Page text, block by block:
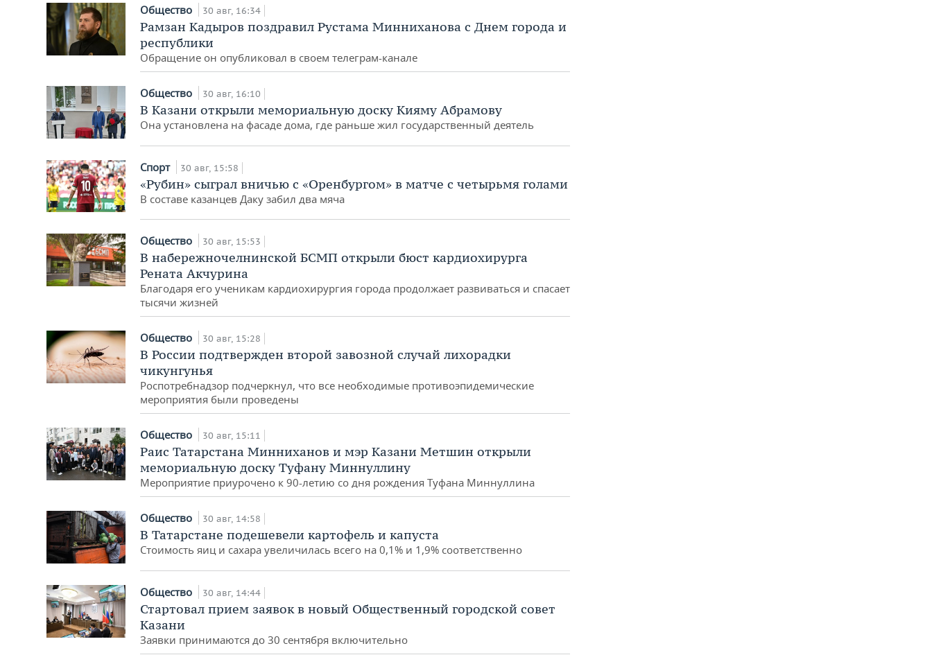
Общество 30 авг, 16:34
Рамзан Кадыров поздравил Рустама Минниханова с Днем города и
республики
Обращение он опубликовал в своем телеграм-канале
Общество 30 авг, 16:10
В Казани открыли мемориальную доску Кияму Абрамову
Она установлена на фасаде дома, где раньше жил государственный деятель
Спорт 30 авг, 15:58
«Рубин» сыграл вничью с «Оренбургом» в матче с четырьмя голами
В составе казанцев Даку забил два мяча
Общество 30 авг, 15:53
В набережночелнинской БСМП открыли бюст кардиохирурга
Рената Акчурина
Благодаря его ученикам кардиохирургия города продолжает развиваться и спасает
тысячи жизней
Общество 30 авг, 15:28
В России подтвержден второй завозной случай лихорадки
чикунгунья
Роспотребнадзор подчеркнул, что все необходимые противоэпидемические
мероприятия были проведены
Общество 30 авг, 15:11
Раис Татарстана Минниханов и мэр Казани Метшин открыли
мемориальную доску Туфану Миннуллину
Мероприятие приурочено к 90-летию со дня рождения Туфана Миннуллина
Общество 30 авг, 14:58
В Татарстане подешевели картофель и капуста
Стоимость яиц и сахара увеличилась всего на 0,1% и 1,9% соответственно
Общество 30 авг, 14:44
Стартовал прием заявок в новый Общественный городской совет
Казани
Заявки принимаются до 30 сентября включительно